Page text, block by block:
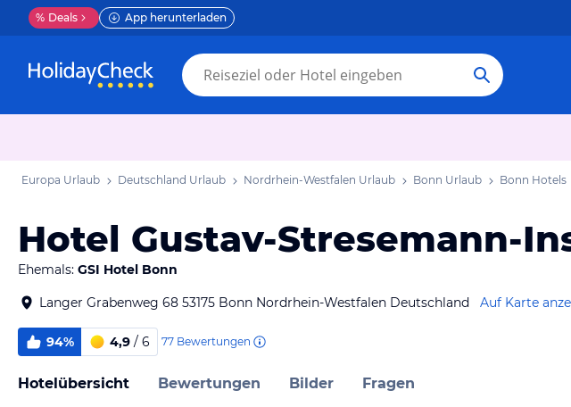
% Deals App herunterladen
Europa Urlaub Deutschland Urlaub Nordrhein-Westfalen Urlaub Bonn Urlaub Bonn Hotels
Hotel Gustav-Stresemann-
Ehemals: GSI Hotel Bonn
Langer Grabenweg 68 53175 Bonn Nordrhein-Westfalen Deutschland Auf Karte
94% 4,9 / 6 77 Bewertungen
Hotelübersicht Bewertungen Bilder Fragen